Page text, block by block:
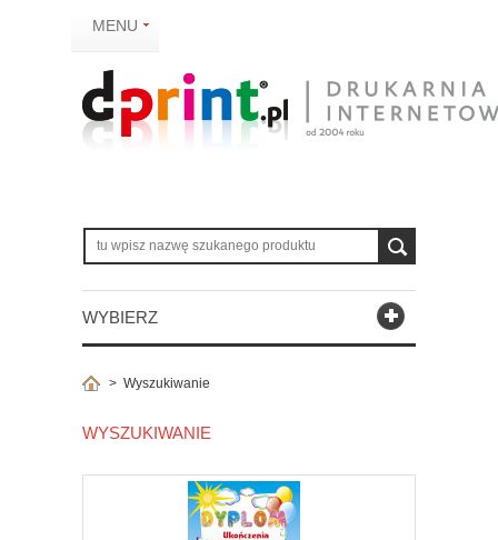
MENU
WYBIERZ
> Wyszukiwanie
WYSZUKIWANIE